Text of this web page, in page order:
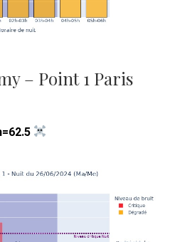
– Point 1 Paris